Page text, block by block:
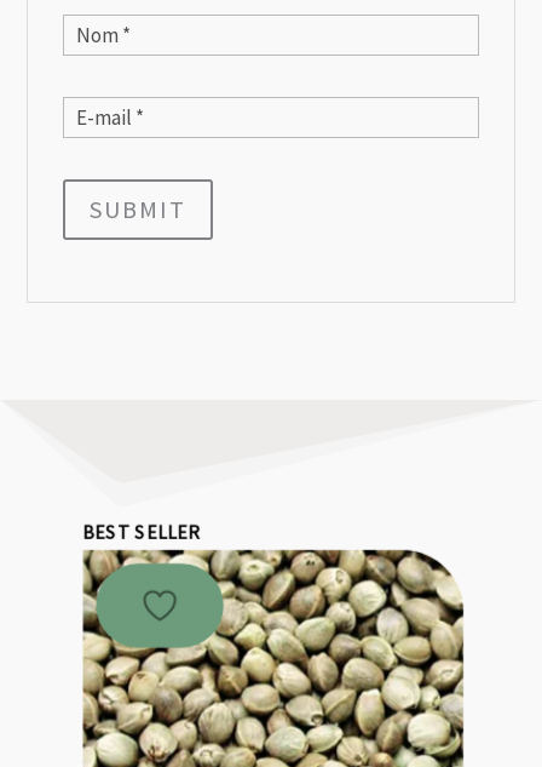
SUBMIT
BEST SELLER